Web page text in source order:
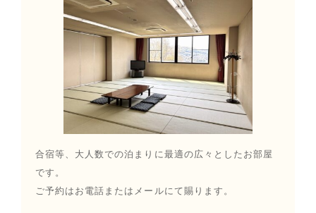
合宿等、大人数での泊まりに最適の広々としたお部屋
です。
ご予約はお電話またはメールにて賜ります。